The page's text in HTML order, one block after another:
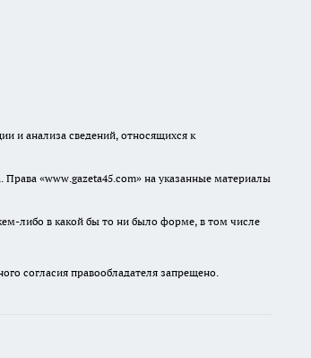
и анализа сведений, относящихся к
«www.gazeta45.com» на указанные материалы
либо в какой бы то ни было форме, в том числе
согласия правообладателя запрещено.